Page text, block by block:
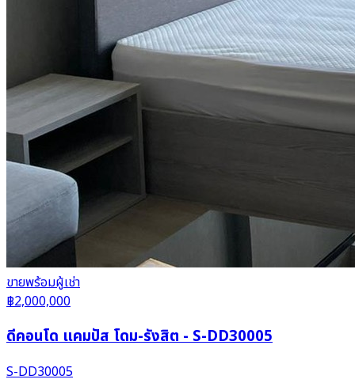
ขายพร้อมผู้เช่า
฿2,000,000
ดีคอนโด แคมปัส โดม-รังสิต - S-DD30005
S-DD30005